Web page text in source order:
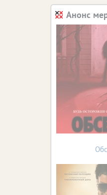
Анонс